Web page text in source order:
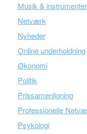
Musik & instrumenter
Netværk
Nyheder
Online underholdning
Økonomi
Politik
Prissamenligning
Professionelle
Psykologi